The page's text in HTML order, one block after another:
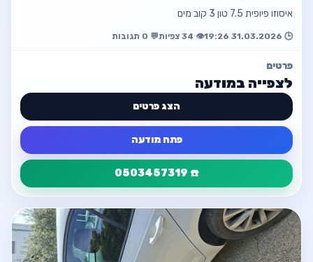
איסוזו פיופית 7.5 טון 3 קוב מים
🕒 31.03.2026 19:26 👁️ 34 צפיות 💬 0 תגובות
פרטים
לצפייה במודעה
הצג פרטים
פתח מודעה
☎️ 0503457319
פרטי המודעה
באר שבע
חזור
☎️ 0503457319